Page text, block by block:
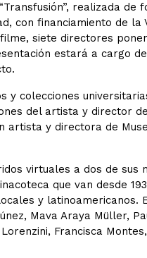
realizada de
con financiamiento de la
siete directores
estará a cargo
y colecciones
del artista y director
artista y directora de
virtuales a dos de sus
que van desde
y latinoamericanos.
Mava Araya Müller,
Francisca